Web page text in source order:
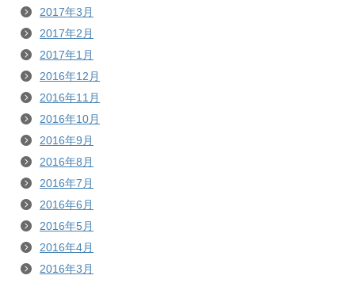
2017年3月
2017年2月
2017年1月
2016年12月
2016年11月
2016年10月
2016年9月
2016年8月
2016年7月
2016年6月
2016年5月
2016年4月
2016年3月